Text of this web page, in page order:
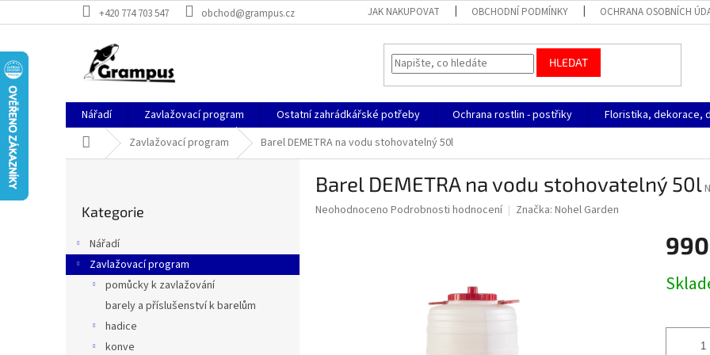
na
+420 774 703 547 obchod@grampus.cz JAK NAKUPOVAT OBCHODNÍ PODMÍNKY OCHRANA OSOBNÍCH
HLEDAT
Nářadí Zavlažovací program Ostatní zahrádkářské potřeby Ochrana rostlin - postřiky Floristika, dekorace,
Domů Zavlažovací program Barel DEMETRA na vodu stohovatelný 50l
a
n
kategorie
Kategorie
Nářadí
Zavlažovací program
pomůcky k zavlažování
barely a příslušenství k barelům
hadice
konve
Barel DEMETRA na vodu stohovatelný 50l
Průměrné
Neohodnoceno Podrobnosti hodnocení Značka: Nohel Garden
cena: